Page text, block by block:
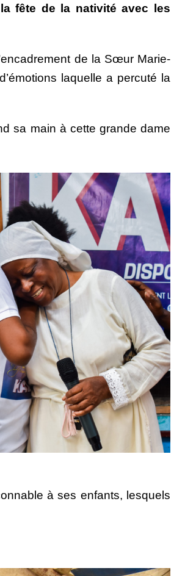
fête de la nativité avec les
de la Sœur Marie-
laquelle a percuté la
sa main à cette grande dame
à ses enfants, lesquels